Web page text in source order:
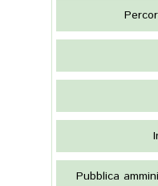
Pubblica